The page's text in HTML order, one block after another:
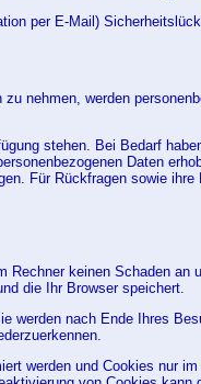
per E-Mail)
nehmen, werden
stehen. Bei Bedarf
Daten
Für Rückfragen sowie
keinen Schaden
die Ihr Browser speichert.
werden nach Ende Ihres
werden und Cookies nur